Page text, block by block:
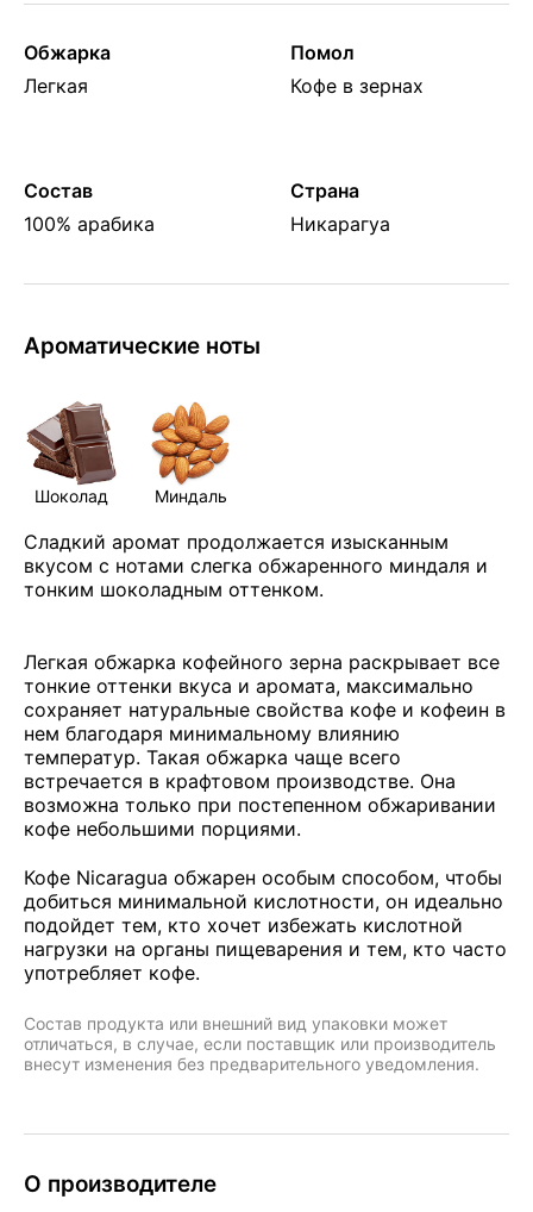
Обжарка
Легкая
Помол
Кофе в зернах
Состав
100% арабика
Страна
Никарагуа
Ароматические ноты
Шоколад Миндаль
Сладкий аромат продолжается изысканным
вкусом с нотами слегка обжаренного миндаля и
тонким шоколадным оттенком.
Легкая обжарка кофейного зерна раскрывает все
тонкие оттенки вкуса и аромата, максимально
сохраняет натуральные свойства кофе и кофеин в
нем благодаря минимальному влиянию
температур. Такая обжарка чаще всего
встречается в крафтовом производстве. Она
возможна только при постепенном обжаривании
кофе небольшими порциями.
Кофе Nicaragua обжарен особым способом, чтобы
добиться минимальной кислотности, он идеально
подойдет тем, кто хочет избежать кислотной
нагрузки на органы пищеварения и тем, кто часто
употребляет кофе.
Состав продукта или внешний вид упаковки может
отличаться, в случае, если поставщик или производитель
внесут изменения без предварительного уведомления.
О производителе